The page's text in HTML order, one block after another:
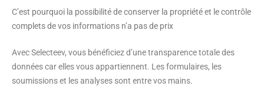
C’est pourquoi la possibilité de conserver la propriété et le contrôle
complets de vos informations n’a pas de prix
Avec Selecteev, vous bénéficiez d’une transparence totale des
données car elles vous appartiennent. Les formulaires, les
soumissions et les analyses sont entre vos mains.